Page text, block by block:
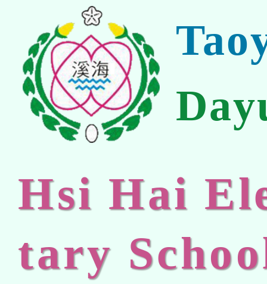
Hsi Hai
tary